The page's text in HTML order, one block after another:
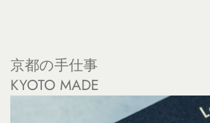
京都の手仕事
KYOTO MADE